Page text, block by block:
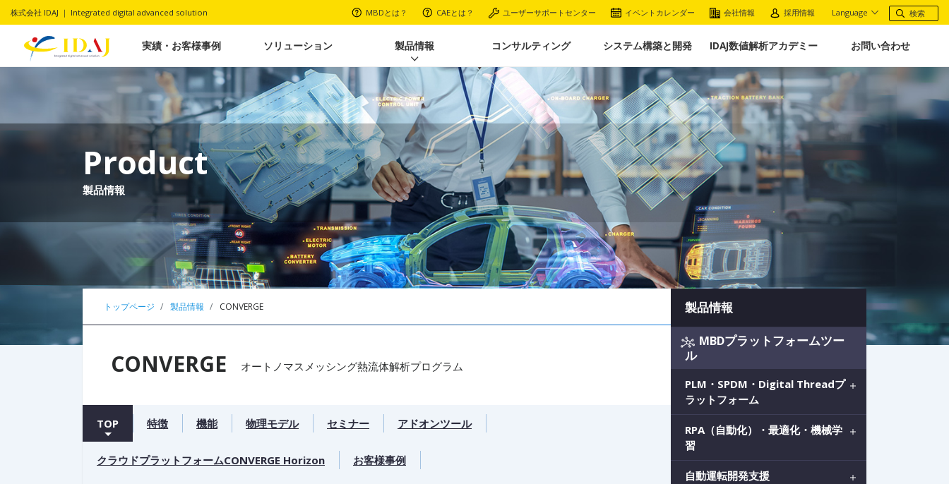
株式会社 IDAJ ｜ Integrated digital advanced solution MBDとは？ CAEとは？ ユーザーサポートセンター イベントカレンダー 会社情報 採用情報 Language
実績・お客様事例 ソリューション 製品情報 コンサルティング システム構築と開発 IDAJ数値解析アカデミー お問い合わせ
Product
製品情報
トップページ 製品情報 CONVERGE
CONVERGE オートノマスメッシング熱流体解析プログラム
TOP 特徴 機能 物理モデル セミナー アドオンツール
クラウドプラットフォームCONVERGE Horizon お客様事例
製品情報
MBDプラットフォームツー
ル
PLM・SPDM・Digital Threadプ
ラットフォーム
RPA（自動化）・最適化・機械学
習
自動運転開発支援